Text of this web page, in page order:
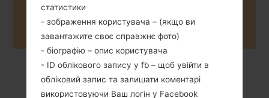
Buy accessories on Amazon
Головна →Серія →LG K10 LTE →LGK420DS
статистики
- зображення користувача – (якщо ви
завантажите своє справжнє фото)
- біографію – опис користувача
- ID облікового запису у fb – щоб увійти в
обліковий запис та залишати коментарі
використовуючи Ваш логін у Facebook